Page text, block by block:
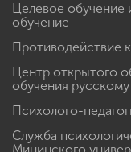
Целевое обучение
обучение
Противодействие
Центр открытого
обучения
Психолого-
Служба